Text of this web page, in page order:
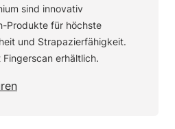
sind innovativ
Produkte für höchste
und Strapazierfähigkeit.
erhältlich.